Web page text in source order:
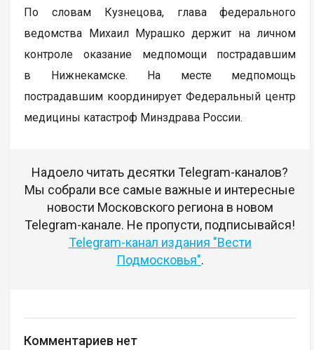
По словам Кузнецова, глава федерального
ведомства Михаил Мурашко держит на личном
контроле оказание медпомощи пострадавшим
в Нижнекамске. На месте медпомощь
пострадавшим координирует Федеральный центр
медицины катастроф Минздрава России.
Надоело читать десятки Telegram-каналов?
Мы собрали все самые важные и интересные
новости Московского региона в новом
Telegram-канале. Не пропусти, подписывайся!
Telegram-канал издания "Вести
Подмосковья".
Комментариев нет